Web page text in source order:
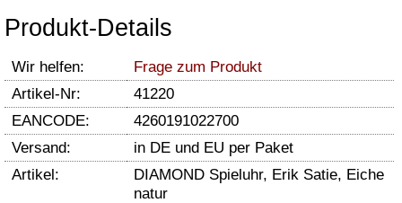
Produkt-Details
Wir helfen:
Frage zum Produkt
Artikel-Nr:
41220
EANCODE:
4260191022700
Versand:
in DE und EU per Paket
Artikel:
DIAMOND Spieluhr, Erik Satie, Eiche
natur